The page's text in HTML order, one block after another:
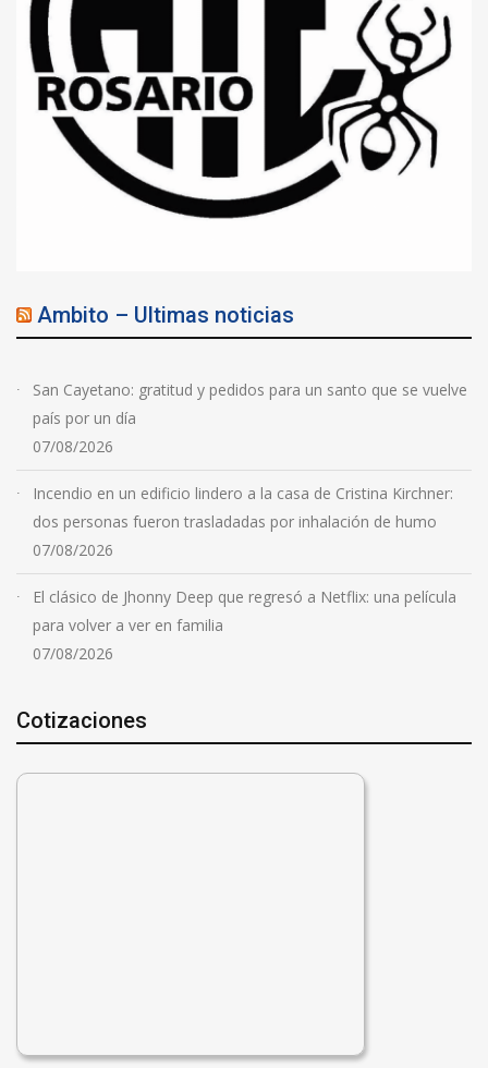
Ambito – Ultimas noticias
San Cayetano: gratitud y pedidos para un santo que se vuelve
país por un día
07/08/2026
Incendio en un edificio lindero a la casa de Cristina Kirchner:
dos personas fueron trasladadas por inhalación de humo
07/08/2026
El clásico de Jhonny Deep que regresó a Netflix: una película
para volver a ver en familia
07/08/2026
Cotizaciones